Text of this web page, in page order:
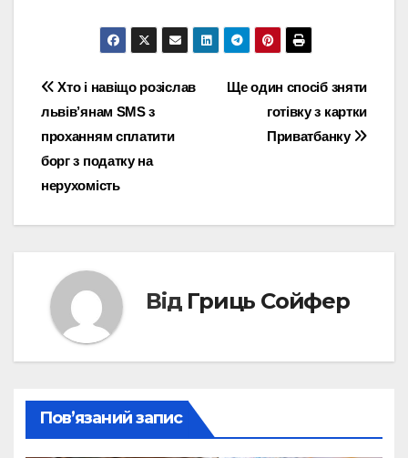
Навігація
записів
Ще один спосіб зняти
готівку з картки
Приватбанку
Хто і навіщо розіслав
львів’янам SMS з
проханням сплатити
борг з податку на
нерухомість
Від Гриць Сойфер
Пов’язаний запис